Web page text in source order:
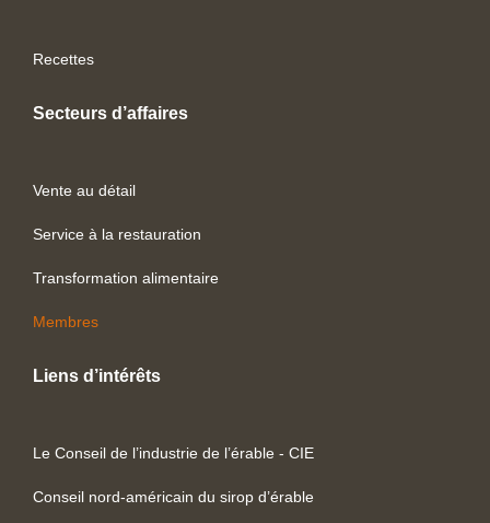
Recettes
Secteurs d’affaires
Vente au détail
Service à la restauration
Transformation alimentaire
Membres
Liens d’intérêts
Le Conseil de l’industrie de l’érable - CIE
Conseil nord-américain du sirop d’érable